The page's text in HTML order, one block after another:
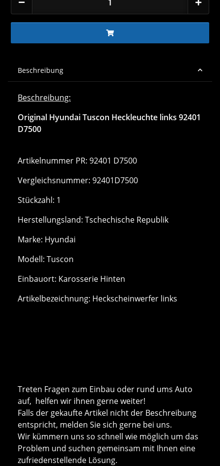
Beschreibung
Beschreibung:
Original Hyundai Tuscon Heckleuchte links 92401
D7500
Artikelnummer PR: 92401 D7500
Vergleichsnummer: 92401D7500
Stückzahl: 1
Herstellungsland: Tschechische Republik
Marke: Hyundai
Modell: Tuscon
Einbauort: Karosserie Hinten
Artikelbezeichnung: Heckscheinwerfer links
Treten Fragen zum Einbau oder rund ums Auto
auf, helfen wir ihnen gerne weiter!
Falls der gekaufte Artikel nicht der Beschreibung
entspricht, melden Sie sich gerne bei uns.
Wir kümmern uns so schnell wie möglich um das
Problem und suchen gemeinsam mit Ihnen eine
zufriedenstellende Lösung.